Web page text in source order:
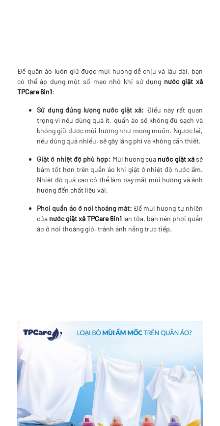
Để quần áo luôn giữ được mùi hương dễ chịu và lâu dài, bạn
có thể áp dụng một số mẹo nhỏ khi sử dụng nước giặt xả
TPCare 6in1:
Sử dụng đúng lượng nước giặt xả: Điều này rất quan
trọng vì nếu dùng quá ít, quần áo sẽ không đủ sạch và
không giữ được mùi hương như mong muốn. Ngược lại,
nếu dùng quá nhiều, sẽ gây lãng phí và không cần thiết.
Giặt ở nhiệt độ phù hợp: Mùi hương của nước giặt xảsẽ
bám tốt hơn trên quần áo khi giặt ở nhiệt độ nước ấm.
Nhiệt độ quá cao có thể làm bay mất mùi hương và ảnh
hưởng đến chất liệu vải.
Phơi quần áo ở nơi thoáng mát: Để mùi hương tự nhiên
của nước giặt xả TPCare 6in1 lan tỏa, bạn nên phơi quần
áo ở nơi thoáng gió, tránh ánh nắng trực tiếp.